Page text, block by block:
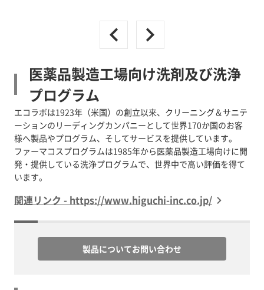
医薬品製造工場向け洗剤及び洗浄
プログラム
エコラボは1923年（米国）の創立以来、クリーニング＆サニテ
ーションのリーディングカンパニーとして世界170か国のお客
様へ製品やプログラム、そしてサービスを提供しています。
ファーマコスプログラムは1985年から医薬品製造工場向けに開
発・提供している洗浄プログラムで、世界中で高い評価を得て
います。
関連リンク - https://www.higuchi-inc.co.jp/
製品についてお問い合わせ